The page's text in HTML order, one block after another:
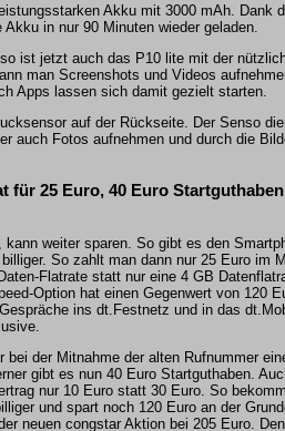
Akku mit 3000 mAh. Dank
in nur 90 Minuten wieder geladen.
ist jetzt auch das P10 lite mit der
man Screenshots und Videos
Apps lassen sich damit gezielt starten.
auf der Rückseite. Der Senso
auch Fotos aufnehmen und durch die
für 25 Euro, 40 Euro
weiter sparen. So gibt es den
So zahlt man dann nur 25 Euro im
Flatrate statt nur eine 4 GB
Option hat einen Gegenwert von 120
ins dt.Festnetz und in das
bei der Mitnahme der alten Rufnummer
gibt es nun 40 Euro Startguthaben.
nur 10 Euro statt 30 Euro. So
und spart noch 120 Euro an der
neuen congstar Aktion bei 205 Euro.